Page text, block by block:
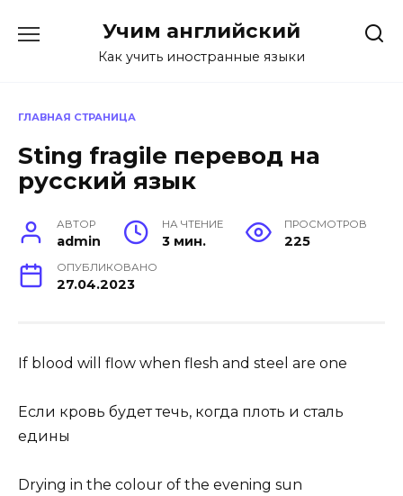
Учим английский
Как учить иностранные языки
ГЛАВНАЯ СТРАНИЦА
Sting fragile перевод на
русский язык
АВТОР
admin
НА ЧТЕНИЕ
3 мин.
ПРОСМОТРОВ
225
ОПУБЛИКОВАНО
27.04.2023
If blood will flow when flesh and steel are one
Если кровь будет течь, когда плоть и сталь
едины
Drying in the colour of the evening sun